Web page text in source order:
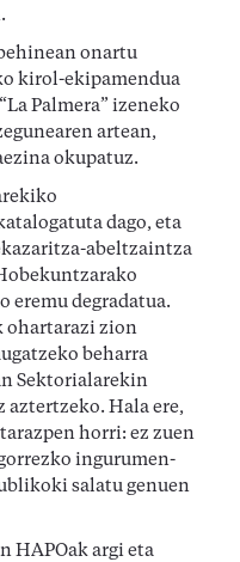
onartu
kirol-ekipamendua
Palmera” izeneko
artean,
okupatuz.
dago, eta
abeltzaintza
eremu degradatua.
ohartarazi zion
beharra
Sektorialarekin
aztertzeko. Hala ere,
horri: ez zuen
ingurumen-
salatu genuen
HAPOak argi eta